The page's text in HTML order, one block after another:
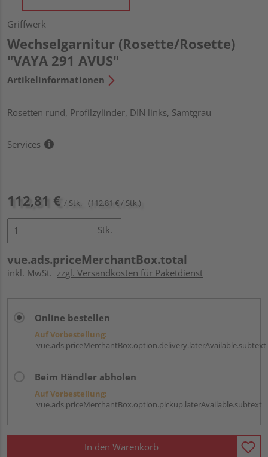
Griffwerk
Wechselgarnitur (Rosette/Rosette)
"VAYA 291 AVUS"
Artikelinformationen
Rosetten rund, Profilzylinder, DIN links, Samtgrau
Services
112,81 € / Stk. (112,81 € / Stk.)
Stk.
vue.ads.priceMerchantBox.total
inkl. MwSt. zzgl. Versandkosten für Paketdienst
Online bestellen
Auf Vorbestellung:
vue.ads.priceMerchantBox.option.delivery.laterAvailable.subtext
Beim Händler abholen
Auf Vorbestellung:
vue.ads.priceMerchantBox.option.pickup.laterAvailable.subtext
In den Warenkorb